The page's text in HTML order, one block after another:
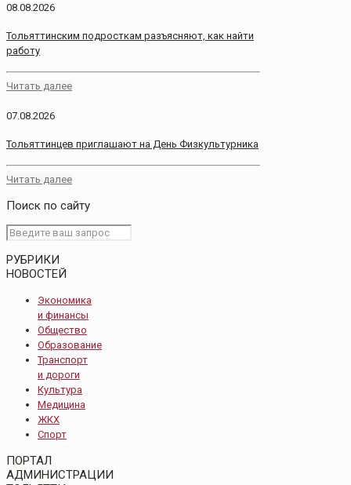
08.08.2026
Тольяттинским подросткам разъясняют, как найти
работу
Читать далее
07.08.2026
Тольяттинцев приглашают на День Физкультурника
Читать далее
Поиск по сайту
РУБРИКИ
НОВОСТЕЙ
Экономика
и финансы
Общество
Образование
Транспорт
и дороги
Культура
Медицина
ЖКХ
Спорт
ПОРТАЛ
АДМИНИСТРАЦИИ